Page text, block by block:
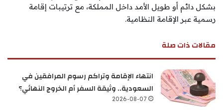
بشكل دائم أو طويل الأمد داخل المملكة، مع ترتيبات إقامة
رسمية عبر الإقامة النظامية.
مقالات ذات صلة
انتهاء الإقامة وتراكم رسوم المرافقين في
السعودية.. وثيقة السفر أم الخروج النهائي؟
2026-08-07